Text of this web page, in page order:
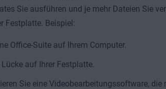
Sie ausführen und je mehr Dateien Sie
Festplatte. Beispiel:
Office-Suite auf Ihrem Computer.
auf Ihrer Festplatte.
Sie eine Videobearbeitungssoftware,